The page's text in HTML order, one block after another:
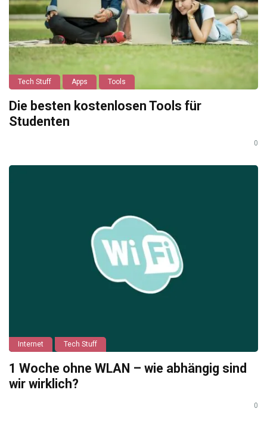
Tech Stuff Apps Tools
Die besten kostenlosen Tools für
Studenten
0
Internet Tech Stuff
1 Woche ohne WLAN – wie abhängig sind
wir wirklich?
0